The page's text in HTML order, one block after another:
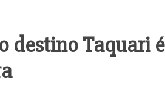
destino Taquari é